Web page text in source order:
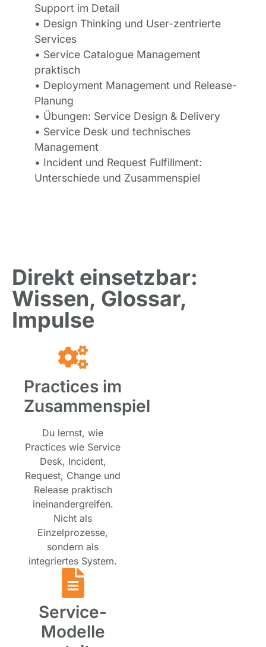
Support im Detail
• Design Thinking und User-zentrierte
Services
• Service Catalogue Management
praktisch
• Deployment Management und Release-
Planung
• Übungen: Service Design & Delivery
• Service Desk und technisches
Management
• Incident und Request Fulfillment:
Unterschiede und Zusammenspiel
Direkt einsetzbar:
Wissen, Glossar,
Impulse
Practices im
Zusammenspiel
Du lernst, wie
Practices wie Service
Desk, Incident,
Request, Change und
Release praktisch
ineinandergreifen.
Nicht als
Einzelprozesse,
sondern als
integriertes System.
Service-
Modelle